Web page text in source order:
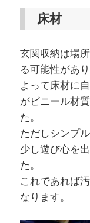
床材
玄関収納は場
る可能性があり
よって床材に
がビニール材
た。
ただしシンプ
少し遊び心を
た。
これであれば
なります。